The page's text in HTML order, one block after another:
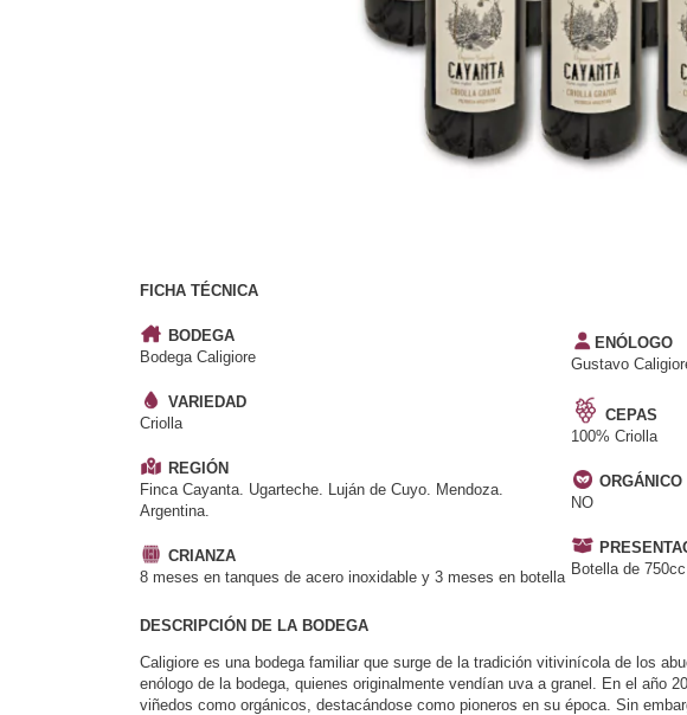
FICHA TÉCNICA
BODEGA
Bodega Caligiore
VARIEDAD
Criolla
REGIÓN
Finca Cayanta. Ugarteche. Luján de Cuyo. Mendoza.
Argentina.
CRIANZA
8 meses en tanques de acero inoxidable y 3 meses en botella
ENÓLOGO
Gustavo
CEPAS
100% Criolla
ORGÁNICO
NO
Botella de
DESCRIPCIÓN DE LA BODEGA
Caligiore es una bodega familiar que surge de la tradición vitivinícola de los
enólogo de la bodega, quienes originalmente vendían uva a granel. En el año
viñedos como orgánicos, destacándose como pioneros en su época. Sin